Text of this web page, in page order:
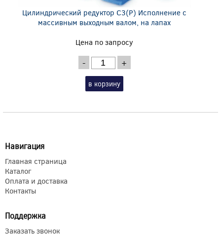
Цилиндрический редуктор C3(P) Исполнение с
массивным выходным валом, на лапах
Цена по запросу
- +
в корзину
Навигация
Главная страница
Каталог
Оплата и доставка
Контакты
Поддержка
Заказать звонок